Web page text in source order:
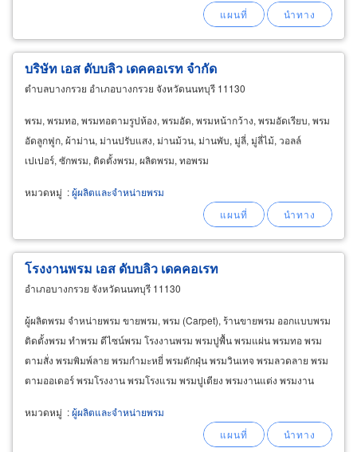
บริษัท เอส ดับบลิว เดคคอเรท จำกัด
ตำบลบางกรวย อำเภอบางกรวย จังหวัดนนทบุรี 11130
พรม, พรมทอ, พรมทอตามรูปห้อง, พรมอัด, พรมหน้ากว้าง, พรมอัดเรียบ, พรม
อัดลูกฟูก, ผ้าม่าน, ม่านปรับแสง, ม่านม้วน, ม่านพับ, มู่ลี่, มู่ลี่ไม้, วอลล์
เปเปอร์, ซักพรม, ติดตั้งพรม, ผลิตพรม, ทอพรม
หมวดหมู่ :ผู้ผลิตและจำหน่ายพรม
โรงงานพรม เอส ดับบลิว เดคคอเรท
อำเภอบางกรวย จังหวัดนนทบุรี 11130
ผู้ผลิตพรม จำหน่ายพรม ขายพรม, พรม (Carpet), ร้านขายพรม ออกแบบพรม
ติดตั้งพรม ทำพรม ดีไซน์พรม โรงงานพรม พรมปูพื้น พรมแผ่น พรมทอ พรม
ตามสั่ง พรมพิมพ์ลาย พรมกำมะหยี่ พรมดักฝุ่น พรมวินเทจ พรมลวดลาย พรม
ตามออเดอร์ พรมโรงงาน พรมโรงแรม พรมปูเตียง พรมงานแต่ง พรมงาน
หมวดหมู่ :ผู้ผลิตและจำหน่ายพรม